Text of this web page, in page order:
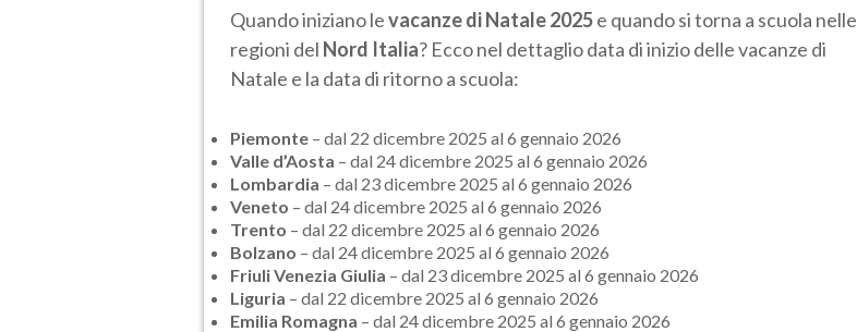
Quando iniziano levacanze di Natale 2025e quando si torna a scuola nelle
regioni del Nord Italia? Ecco nel dettaglio data di inizio delle vacanze di
Natale e la data di ritorno a scuola:
Piemonte – dal 22 dicembre 2025 al 6 gennaio 2026
Valle d’Aosta – dal 24 dicembre 2025 al 6 gennaio 2026
Lombardia – dal 23 dicembre 2025 al 6 gennaio 2026
Veneto – dal 24 dicembre 2025 al 6 gennaio 2026
Trento – dal 22 dicembre 2025 al 6 gennaio 2026
Bolzano – dal 24 dicembre 2025 al 6 gennaio 2026
Friuli Venezia Giulia – dal 23 dicembre 2025 al 6 gennaio 2026
Liguria – dal 22 dicembre 2025 al 6 gennaio 2026
Emilia Romagna – dal 24 dicembre 2025 al 6 gennaio 2026